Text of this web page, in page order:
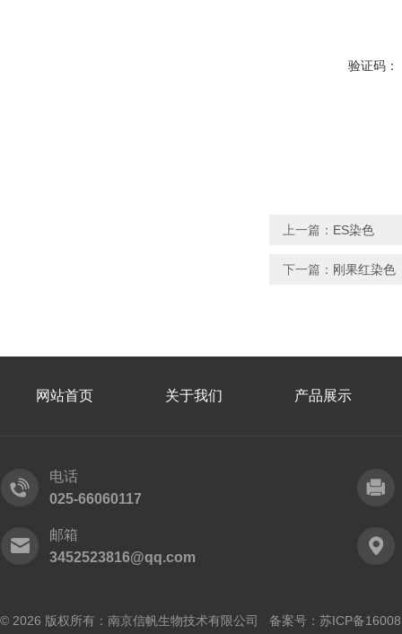
验证码：
上一篇： ES染色
下一篇： 刚果红染色
网站首页 关于我们 产品展示
电话
025-66060117
邮箱
3452523816@qq.com
© 2026 版权所有：南京信帆生物技术有限公司 备案号： 苏ICP备